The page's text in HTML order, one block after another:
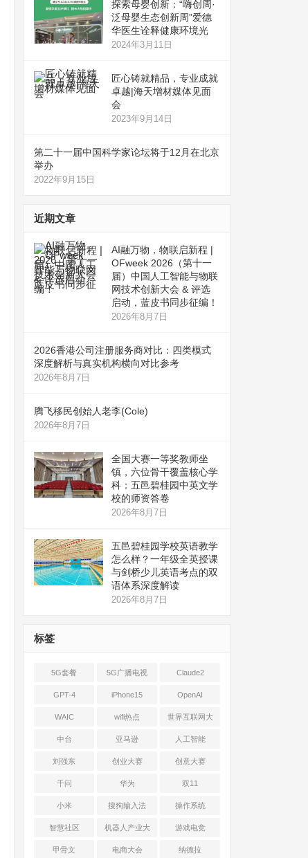
探索母婴创新：“嗨创周·
泛母婴生态创新周”爱德
华医生诠释健康环境光
2024年3月11日
匠心铸就精品，专业成就
卓越|海天增材媒体见面
会
2023年9月14日
第二十一届中国科学家论坛将于12月在北京
举办
2022年9月15日
近期文章
AI融万物，物联启新程 |
OFweek 2026（第十一
届）中国人工智能与物联
网技术创新大会 & 评选
启动，蓝皮书同步征编！
2026年8月7日
2026香港公司注册服务商对比：四类模式
深度解析与真实机构横向对比参考
2026年8月7日
腾飞移民创始人老李(Cole)
2026年8月7日
全国大赛一等奖教师坐
镇，六位骨干覆盖核心学
科：五邑碧桂园中英文学
校的师资答卷
2026年8月7日
五邑碧桂园学校英语教学
怎么样？一年级全英授课
与剑桥少儿英语考点的双
语体系深度解读
2026年8月7日
标签
5G套餐 5G广播电视 Claude2
GPT-4 iPhone15 OpenAI
WAIC wifi热点 世界互联网大
会
中台 亚马逊 人工智能
刘强东 创业大赛 创意大赛
千问 华为 双11
小米 搜狗输入法 操作系统
智慧社区 机器人产业大
会
游戏电竞
甲骨文 电商大会 纳德拉